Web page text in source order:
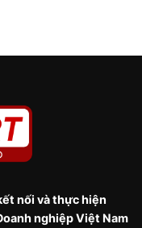
nối và thực hiện
nghiệp Việt Nam